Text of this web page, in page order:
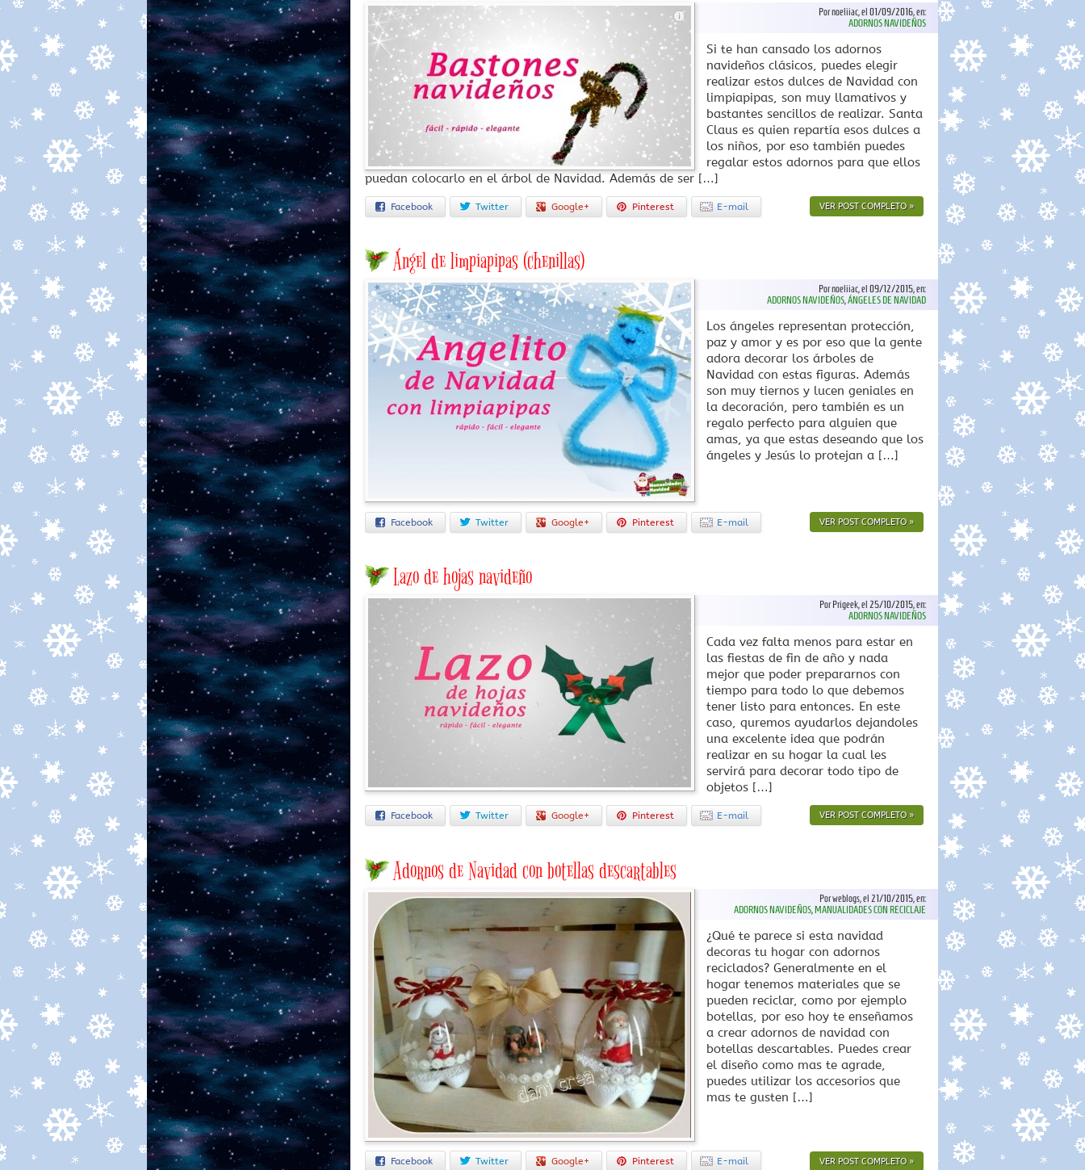
Por noeliiac, el 01/09/2016, en:
ADORNOS NAVIDEÑOS
Si te han cansado los adornos
navideños clásicos, puedes elegir
realizar estos dulces de Navidad con
limpiapipas, son muy llamativos y
bastantes sencillos de realizar. Santa
Claus es quien repartía esos dulces a
los niños, por eso también puedes
regalar estos adornos para que ellos
puedan colocarlo en el árbol de Navidad. Además de ser […]
Facebook Twitter Google+ Pinterest E-mail VER POST COMPLETO »
Ángel de limpiapipas (chenillas)
Por noeliiac, el 09/12/2015, en:
ADORNOS NAVIDEÑOS,ÁNGELES DE NAVIDAD
Los ángeles representan protección,
paz y amor y es por eso que la gente
adora decorar los árboles de
Navidad con estas figuras. Además
son muy tiernos y lucen geniales en
la decoración, pero también es un
regalo perfecto para alguien que
amas, ya que estas deseando que los
ángeles y Jesús lo protejan a […]
Facebook Twitter Google+ Pinterest E-mail VER POST COMPLETO »
Lazo de hojas navideño
Por Prigeek, el 25/10/2015, en:
ADORNOS NAVIDEÑOS
Cada vez falta menos para estar en
las fiestas de fin de año y nada
mejor que poder prepararnos con
tiempo para todo lo que debemos
tener listo para entonces. En este
caso, quremos ayudarlos dejandoles
una excelente idea que podrán
realizar en su hogar la cual les
servirá para decorar todo tipo de
objetos […]
Facebook Twitter Google+ Pinterest E-mail VER POST COMPLETO »
Adornos de Navidad con botellas descartables
Por weblogs, el 21/10/2015, en:
ADORNOS NAVIDEÑOS,MANUALIDADES CON RECICLAJE
¿Qué te parece si esta navidad
decoras tu hogar con adornos
reciclados? Generalmente en el
hogar tenemos materiales que se
pueden reciclar, como por ejemplo
botellas, por eso hoy te enseñamos
a crear adornos de navidad con
botellas descartables. Puedes crear
el diseño como mas te agrade,
puedes utilizar los accesorios que
mas te gusten […]
Facebook Twitter Google+ Pinterest E-mail VER POST COMPLETO »